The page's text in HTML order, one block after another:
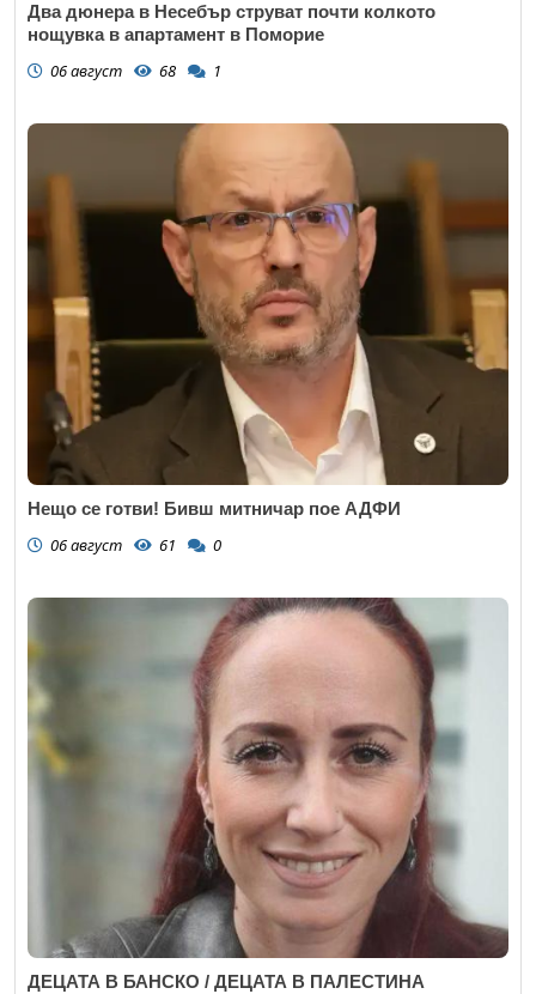
Два дюнера в Несебър струват почти колкото
нощувка в апартамент в Поморие
06 август 68 1
Нещо се готви! Бивш митничар пое АДФИ
06 август 61 0
ДЕЦАТА В БАНСКО / ДЕЦАТА В ПАЛЕСТИНА